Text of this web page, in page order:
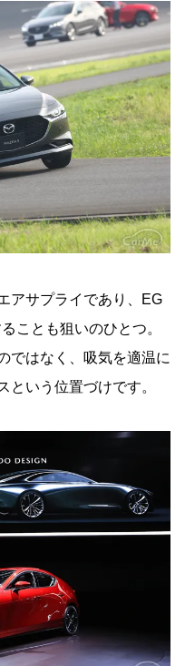
アサプライであり、EG
ことも狙いのひとつ。
ではなく、吸気を適温に
という位置づけです。